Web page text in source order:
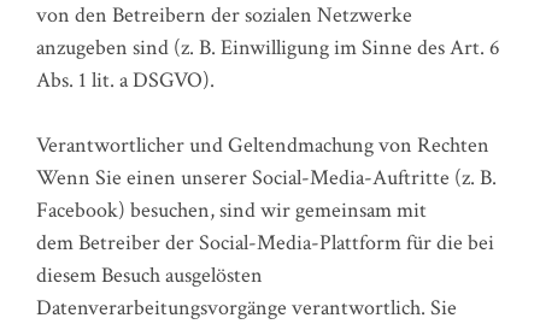
von den Betreibern der sozialen Netzwerke
anzugeben sind (z. B. Einwilligung im Sinne des Art. 6
Abs. 1 lit. a DSGVO).
Verantwortlicher und Geltendmachung von Rechten
Wenn Sie einen unserer Social-Media-Auftritte (z. B.
Facebook) besuchen, sind wir gemeinsam mit
dem Betreiber der Social-Media-Plattform für die bei
diesem Besuch ausgelösten
Datenverarbeitungsvorgänge verantwortlich. Sie